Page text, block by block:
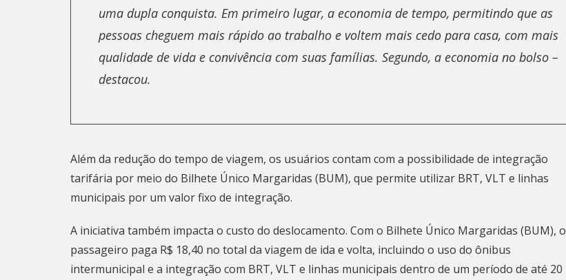
uma dupla conquista. Em primeiro lugar, a economia de tempo, permitindo que as
pessoas cheguem mais rápido ao trabalho e voltem mais cedo para casa, com mais
qualidade de vida e convivência com suas famílias. Segundo, a economia no bolso –
destacou.
Além da redução do tempo de viagem, os usuários contam com a possibilidade de integração
tarifária por meio do Bilhete Único Margaridas (BUM), que permite utilizar BRT, VLT e linhas
municipais por um valor fixo de integração.
A iniciativa também impacta o custo do deslocamento. Com o Bilhete Único Margaridas (BUM), o
passageiro paga R$ 18,40 no total da viagem de ida e volta, incluindo o uso do ônibus
intermunicipal e a integração com BRT, VLT e linhas municipais dentro de um período de até 20